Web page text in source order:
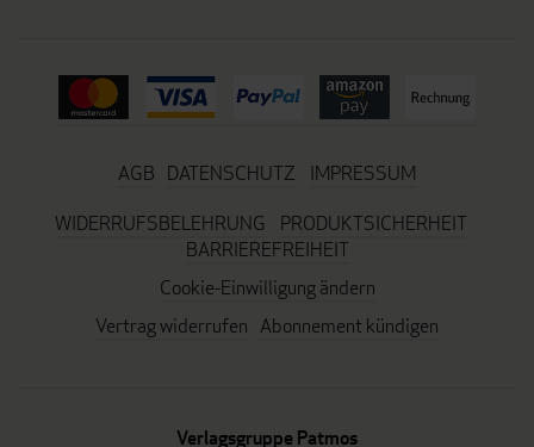
AGB DATENSCHUTZ
IMPRESSUM
WIDERRUFSBELEHRUNG
PRODUKTSICHERHEIT
BARRIEREFREIHEIT
Cookie-Einwilligung ändern
Vertrag widerrufen Abonnement kündigen
Verlagsgruppe Patmos